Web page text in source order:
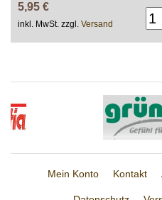
5,95 €
inkl. MwSt. zzgl. Versand
Mein Konto Kontakt